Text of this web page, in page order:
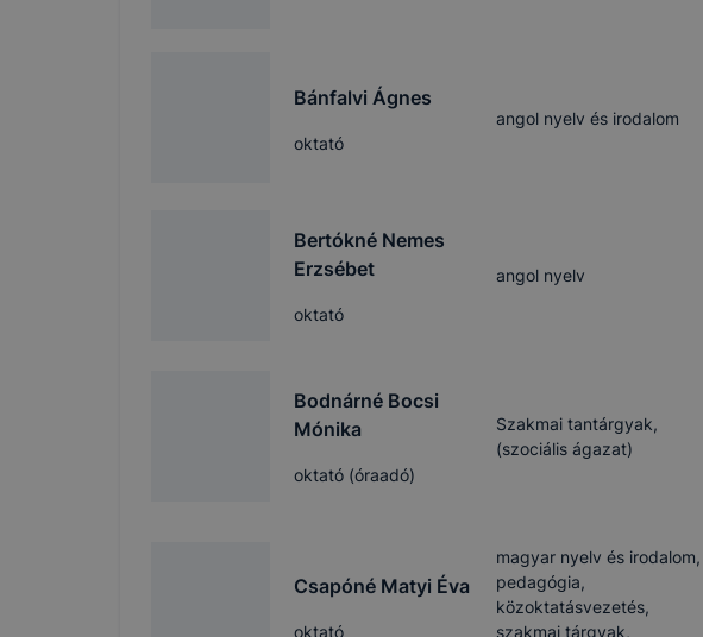
Bánfalvi Ágnes
oktató
angol nyelv és irodalom
Bertókné Nemes
Erzsébet
oktató
angol nyelv
Bodnárné Bocsi
Mónika
oktató (óraadó)
Szakmai tantárgyak,
(szociális ágazat)
Csapóné Matyi Éva
oktató
magyar nyelv és irodalom,
pedagógia,
közoktatásvezetés,
szakmai tárgyak,